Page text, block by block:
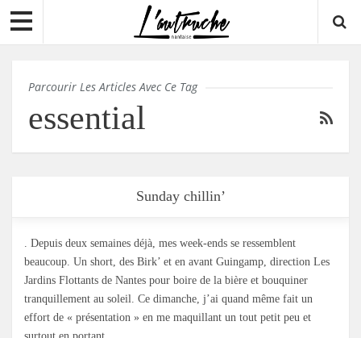
Parcourir Les Articles Avec Ce Tag
essential
Sunday chillin’
. Depuis deux semaines déjà, mes week-ends se ressemblent
beaucoup. Un short, des Birk’ et en avant Guingamp, direction Les
Jardins Flottants de Nantes pour boire de la bière et bouquiner
tranquillement au soleil. Ce dimanche, j’ai quand même fait un
effort de « présentation » en me maquillant un tout petit peu et